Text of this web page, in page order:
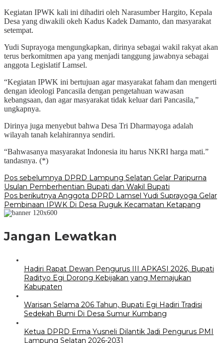
Kegiatan IPWK kali ini dihadiri oleh Narasumber Hargito, Kepala
Desa yang diwakili okeh Kadus Kadek Damanto, dan masyarakat
setempat.
Yudi Suprayoga mengungkapkan, dirinya sebagai wakil rakyat akan
terus berkomitmen apa yang menjadi tanggung jawabnya sebagai
anggota Legislatif Lamsel.
“Kegiatan IPWK ini bertujuan agar masyarakat faham dan mengerti
dengan ideologi Pancasila dengan pengetahuan wawasan
kebangsaan, dan agar masyarakat tidak keluar dari Pancasila,”
ungkapnya.
Dirinya juga menyebut bahwa Desa Tri Dharmayoga adalah
wilayah tanah kelahirannya sendiri.
“Bahwasanya masyarakat Indonesia itu harus NKRI harga mati.”
tandasnya. (*)
Navigasi
pos
Pos sebelumnya DPRD Lampung Selatan Gelar Paripurna
Usulan Pemberhentian Bupati dan Wakil Bupati
Pos berikutnya Anggota DPRD Lamsel Yudi Suprayoga Gelar
Pembinaan IPWK Di Desa Ruguk Kecamatan Ketapang
Jangan Lewatkan
Hadiri Rapat Dewan Pengurus III APKASI 2026, Bupati
Radityo Egi Dorong Kebijakan yang Memajukan
Kabupaten
Warisan Selama 206 Tahun, Bupati Egi Hadiri Tradisi
Sedekah Bumi Di Desa Sumur Kumbang
Ketua DPRD Erma Yusneli Dilantik Jadi Pengurus PMI
Lampung Selatan 2026-2031